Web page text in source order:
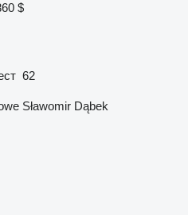
$
62
Sławomir Dąbek